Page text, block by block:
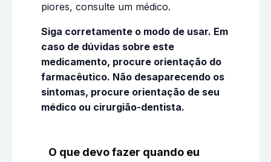
piores, consulte um médico.
Siga corretamente o modo de usar. Em
caso de dúvidas sobre este
medicamento, procure orientação do
farmacêutico. Não desaparecendo os
sintomas, procure orientação de seu
médico ou cirurgião-dentista.
O que devo fazer quando eu